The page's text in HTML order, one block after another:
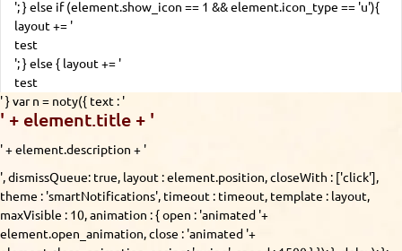
'; } else if (element.show_icon == 1 && element.icon_type == 'u'){
layout += '
test
'; } else { layout += '
test
' } var n = noty({ text : '
' + element.title + '
' + element.description + '
', dismissQueue: true, layout : element.position, closeWith : ['click'],
theme : 'smartNotifications', timeout : timeout, template : layout,
maxVisible : 10, animation : { open : 'animated '+
element.open_animation, close : 'animated '+